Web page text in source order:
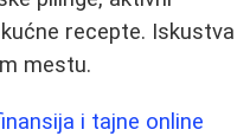
recepte. Iskustva
mestu.
i tajne online